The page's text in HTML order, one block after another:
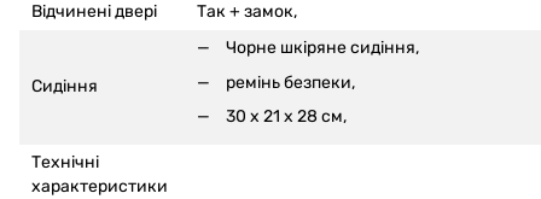
Відчинені двері
Так + замок,
Сидіння
Чорне шкіряне сидіння,
ремінь безпеки,
30 x 21 x 28 см,
Технічні
характеристики